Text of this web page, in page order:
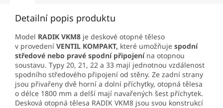
Detailní popis produktu
Model RADIK VKM8 je deskové otopné těleso
v provedení VENTIL KOMPAKT, které umožňuje spodní
středové nebo pravé spodní připojenína otopnou
soustavu. Typy 20, 21, 22 a 33 mají jednotnou vzdálenost
spodního středového připojení od stěny. Ze zadní strany
jsou přivařeny dvě horní a dolní příchytky, otopná tělesa
o délce 1800 mm a delší mají navařených šest příchytek.
Desková otopná tělesa RADIK VKM8 jsou svou konstrukcí